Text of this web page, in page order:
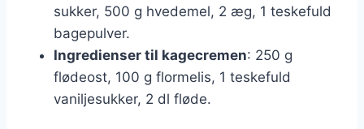
sukker, 500 g hvedemel, 2 æg, 1 teskefuld
bagepulver.
Ingredienser til kagecremen: 250 g
flødeost, 100 g flormelis, 1 teskefuld
vaniljesukker, 2 dl fløde.